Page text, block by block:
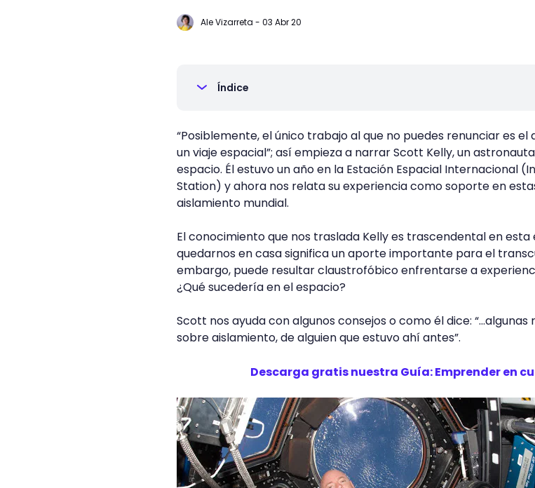
Ale Vizarreta - 03 Abr 20
Índice
“Posiblemente, el único trabajo al que no puedes renunciar es el
un viaje espacial”; así empieza a narrar Scott Kelly, un
espacio. Él estuvo un año en la Estación Espacial Internacional
Station) y ahora nos relata su experiencia como soporte en
aislamiento mundial.
El conocimiento que nos traslada Kelly es trascendental en esta
quedarnos en casa significa un aporte importante para el
embargo, puede resultar claustrofóbico enfrentarse a
¿Qué sucedería en el espacio?
Scott nos ayuda con algunos consejos o como él dice:
sobre aislamiento, de alguien que estuvo ahí antes”.
Descarga gratis nuestra Guía: Emprender en